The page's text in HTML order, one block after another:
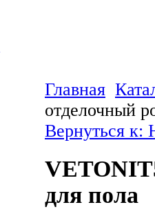
Главная
отделочный
Вернуться к:
для пола